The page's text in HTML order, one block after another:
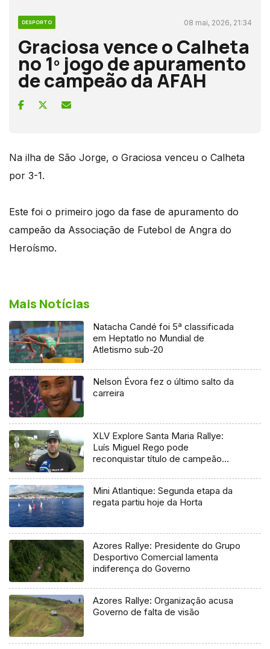
DESPORTO 08 mai, 2026, 21:34
Graciosa vence o Calheta
no 1º jogo de apuramento
de campeão da AFAH
Na ilha de São Jorge, o Graciosa venceu o Calheta
por 3-1.
Este foi o primeiro jogo da fase de apuramento do
campeão da Associação de Futebol de Angra do
Heroísmo.
Mais Notícias
Natacha Candé foi 5ª classificada
em Heptatlo no Mundial de
Atletismo sub-20
Nelson Évora fez o último salto da
carreira
XLV Explore Santa Maria Rallye:
Luís Miguel Rego pode
reconquistar título de campeão
Mini Atlantique: Segunda etapa da
regata partiu hoje da Horta
Azores Rallye: Presidente do Grupo
Desportivo Comercial lamenta
indiferença do Governo
Azores Rallye: Organização acusa
Governo de falta de visão